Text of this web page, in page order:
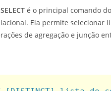
SELECTé o principal comando
Ela permite selecionar
de agregação e junção